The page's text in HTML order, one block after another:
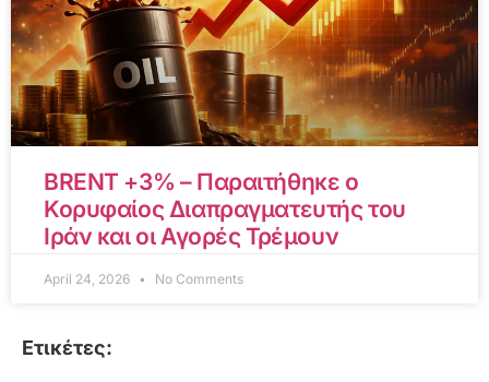
BRENT +3% – Παραιτήθηκε ο
Κορυφαίος Διαπραγματευτής του
Ιράν και οι Αγορές Τρέμουν
April 24, 2026 No Comments
Ετικέτες: